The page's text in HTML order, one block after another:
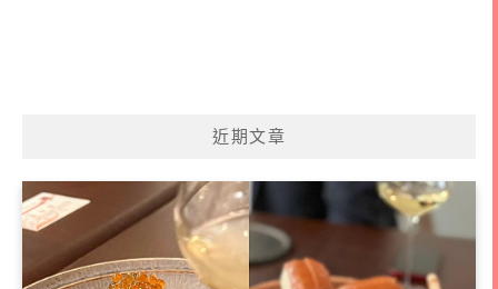
近期文章